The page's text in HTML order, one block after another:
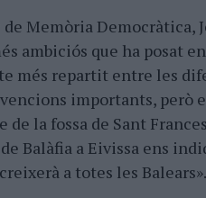
Memòria Democràtica,
ambiciós que ha posat
més repartit entre les
importants, però
de la fossa de Sant
Balàfia a Eivissa ens
a totes les Balears».